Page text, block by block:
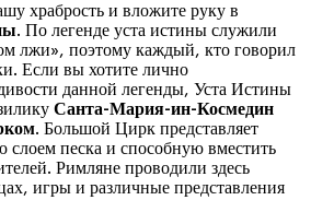
храбрость и вложите руку в
. По легенде уста истины служили
лжи», поэтому каждый, кто говорил
Если вы хотите лично
данной легенды, Уста Истины
Санта-Мария-ин-Космедин
. Большой Цирк представляет
слоем песка и способную вместить
Римляне проводили здесь
игры и различные представления